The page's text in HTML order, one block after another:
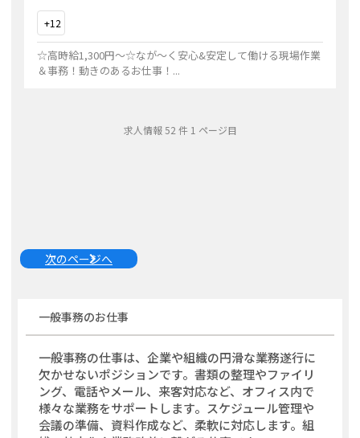
+12
☆高時給1,300円～☆なが～く安心&安定して働ける現場作業
＆事務！動きのあるお仕事！ ...
次のページへ
求人情報52 件 1 ページ目
一般事務のお仕事
一般事務の仕事は、企業や組織の円滑な業務遂行に
欠かせないポジションです。書類の整理やファイリ
ング、電話やメール、来客対応など、オフィス内で
様々な業務をサポートします。スケジュール管理や
会議の準備、資料作成など、柔軟に対応します。組